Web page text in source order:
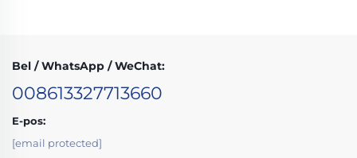
Bel / WhatsApp / WeChat:
008613327713660
E-pos:
[email protected]